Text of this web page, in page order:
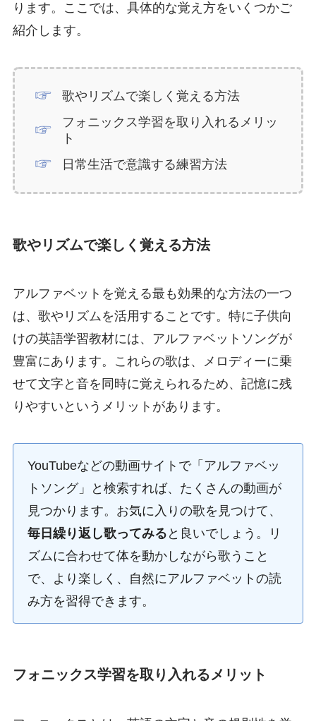
ります。ここでは、具体的な覚え方をいくつかご
紹介します。
歌やリズムで楽しく覚える方法
フォニックス学習を取り入れるメリッ
ト
日常生活で意識する練習方法
歌やリズムで楽しく覚える方法
アルファベットを覚える最も効果的な方法の一つ
は、歌やリズムを活用することです。特に子供向
けの英語学習教材には、アルファベットソングが
豊富にあります。これらの歌は、メロディーに乗
せて文字と音を同時に覚えられるため、記憶に残
りやすいというメリットがあります。
YouTubeなどの動画サイトで「アルファベッ
トソング」と検索すれば、たくさんの動画が
見つかります。お気に入りの歌を見つけて、
毎日繰り返し歌ってみる と良いでしょう。リ
ズムに合わせて体を動かしながら歌うこと
で、より楽しく、自然にアルファベットの読
み方を習得できます。
フォニックス学習を取り入れるメリット